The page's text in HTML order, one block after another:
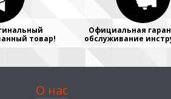
товар!
Официальная
обслуживание
О нас